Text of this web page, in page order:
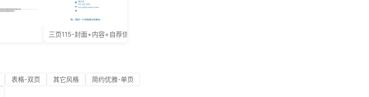
三页115-封面+内容+自荐信
表格-双页 其它风格
简约优雅-单页